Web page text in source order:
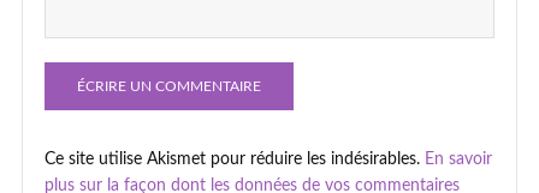
Ce site utilise Akismet pour réduire les indésirables. En savoir
plus sur la façon dont les données de vos commentaires